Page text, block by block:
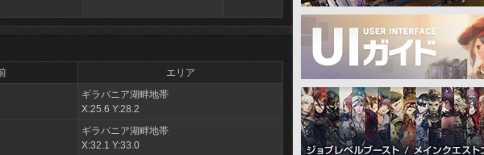
エリア
ギラバニア湖畔地帯
X:25.6 Y:28.2
ギラバニア湖畔地帯
X:32.1 Y:33.0